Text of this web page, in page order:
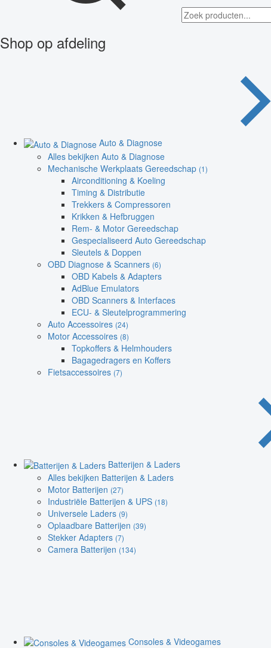
Shop op afdeling
Auto & Diagnose
Alles bekijken Auto & Diagnose
Mechanische Werkplaats Gereedschap (1)
Airconditioning & Koeling
Timing & Distributie
Trekkers & Compressoren
Krikken & Hefbruggen
Rem- & Motor Gereedschap
Gespecialiseerd Auto Gereedschap
Sleutels & Doppen
OBD Diagnose & Scanners (6)
OBD Kabels & Adapters
AdBlue Emulators
OBD Scanners & Interfaces
ECU- & Sleutelprogrammering
Auto Accessoires (24)
Motor Accessoires (8)
Topkoffers & Helmhouders
Bagagedragers en Koffers
Fietsaccessoires (7)
Batterijen & Laders
Alles bekijken Batterijen & Laders
Motor Batterijen (27)
Industriële Batterijen & UPS (18)
Universele Laders (9)
Oplaadbare Batterijen (39)
Stekker Adapters (7)
Camera Batterijen (134)
Consoles & Videogames